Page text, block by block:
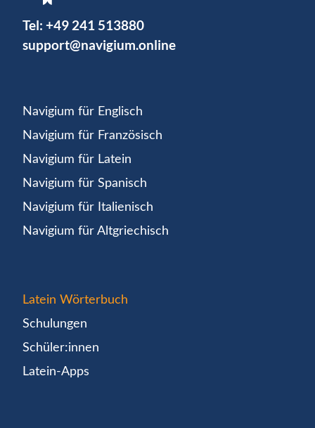
Tel: +49 241 513880
support@navigium.online
Navigium für Englisch
Navigium für Französisch
Navigium für Latein
Navigium für Spanisch
Navigium für Italienisch
Navigium für Altgriechisch
Latein Wörterbuch
Schulungen
Schüler:innen
Latein-Apps